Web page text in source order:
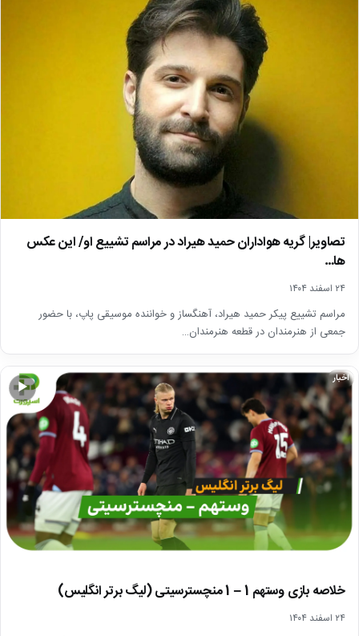
تصاویر| گریه هواداران حمید هیراد در مراسم تشییع او/ این عکس
ها…
۲۴ اسفند ۱۴۰۴
مراسم تشییع پیکر حمید هیراد، آهنگساز و خواننده موسیقی پاپ، با حضور
جمعی از هنرمندان در قطعه هنرمندان…
▶
اخبار
خلاصه بازی وستهم 1 – 1 منچسترسیتی (لیگ برتر انگلیس)
۲۴ اسفند ۱۴۰۴